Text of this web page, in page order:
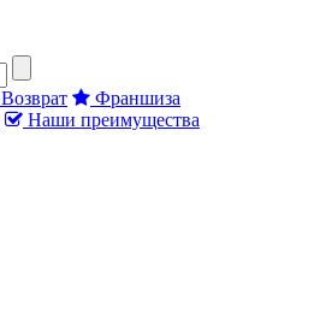
Возврат
Франшиза
Наши преимущества